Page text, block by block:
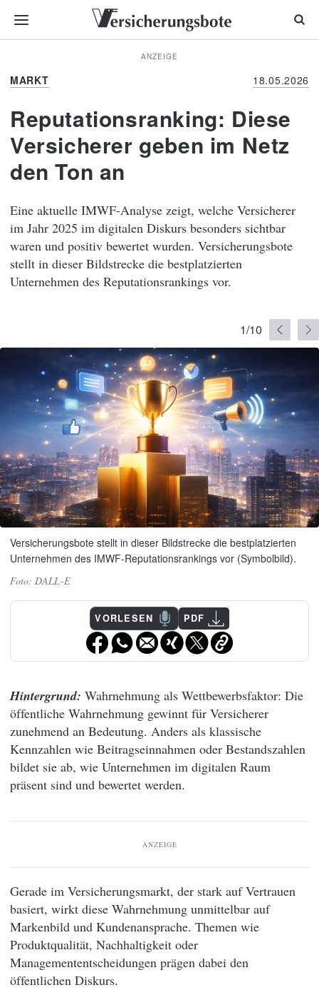
ANZEIGE
MARKT 18.05.2026
Reputationsranking: Diese
Versicherer geben im Netz
den Ton an
Eine aktuelle IMWF-Analyse zeigt, welche Versicherer
im Jahr 2025 im digitalen Diskurs besonders sichtbar
waren und positiv bewertet wurden. Versicherungsbote
stellt in dieser Bildstrecke die bestplatzierten
Unternehmen des Reputationsrankings vor.
1/10
Versicherungsbote stellt in dieser Bildstrecke die bestplatzierten
Unternehmen des IMWF-Reputationsrankings vor (Symbolbild).
DALL-E
VORLESEN PDF
Hintergrund: Wahrnehmung als Wettbewerbsfaktor: Die
öffentliche Wahrnehmung gewinnt für Versicherer
zunehmend an Bedeutung. Anders als klassische
Kennzahlen wie Beitragseinnahmen oder Bestandszahlen
bildet sie ab, wie Unternehmen im digitalen Raum
präsent sind und bewertet werden.
ANZEIGE
Gerade im Versicherungsmarkt, der stark auf Vertrauen
basiert, wirkt diese Wahrnehmung unmittelbar auf
Markenbild und Kundenansprache. Themen wie
Produktqualität, Nachhaltigkeit oder
Managemententscheidungen prägen dabei den
öffentlichen Diskurs.